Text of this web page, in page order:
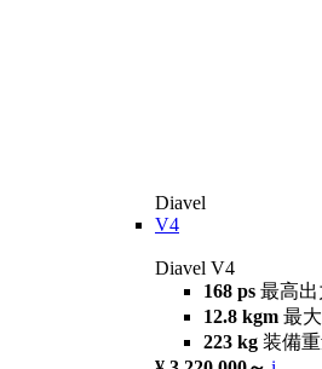
Diavel
V4
Diavel V4
168 ps 最高出
12.8 kgm 最
223 kg 装備